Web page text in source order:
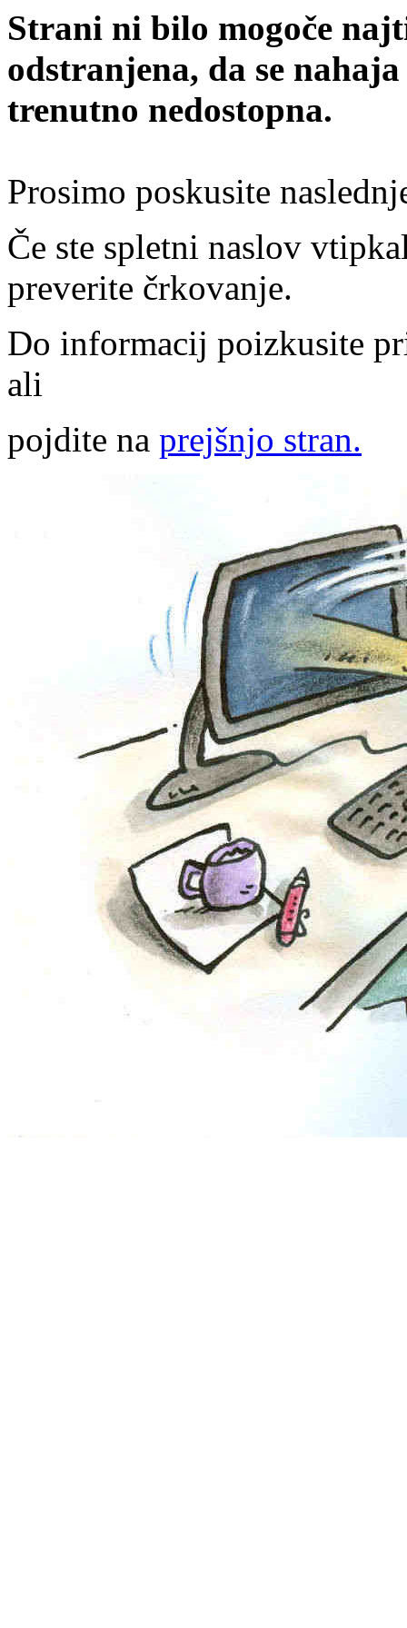
Strani ni bilo mogoče
odstranjena, da se
trenutno nedostopna.
Prosimo poskusite
Če ste spletni naslov
preverite črkovanje.
Do informacij poizkusite
ali
pojdite na prejšnjo stran.